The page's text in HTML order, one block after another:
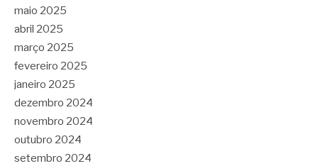
maio 2025
abril 2025
março 2025
fevereiro 2025
janeiro 2025
dezembro 2024
novembro 2024
outubro 2024
setembro 2024